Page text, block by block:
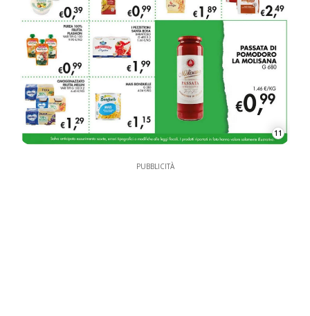
11
PUBBLICITÀ